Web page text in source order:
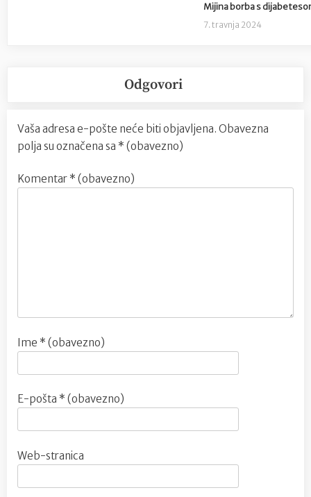
Mijina borba s
7. travnja 2024
Odgovori
Vaša adresa e-pošte neće biti objavljena. Obavezna
polja su označena sa * (obavezno)
Komentar * (obavezno)
Ime * (obavezno)
E-pošta * (obavezno)
Web-stranica